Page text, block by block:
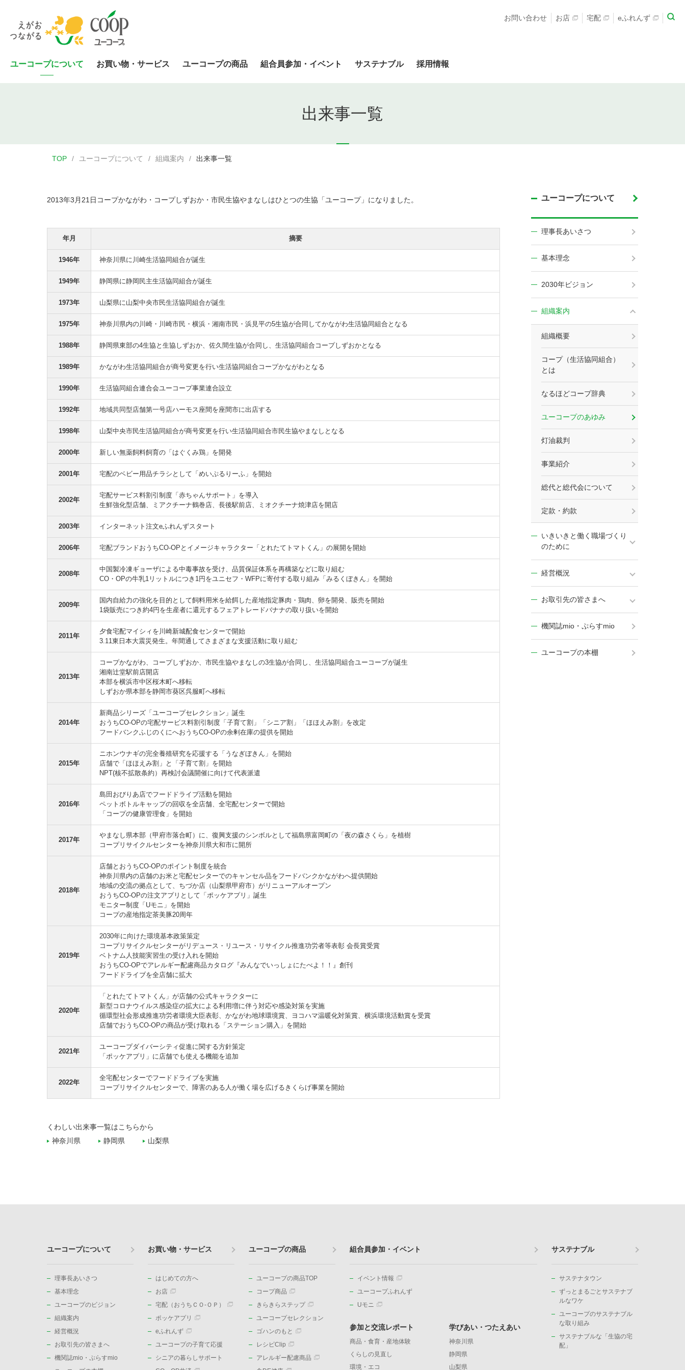
ユーコープについて お買い物・サービス ユーコープの商品 組合員参加・イベント サステナブル 採用情報
お問い合わせ お店 宅配 eふれんず
出来事一覧
TOP ユーコープについて 組織案内 出来事一覧
2013年3月21日コープかながわ・コープしずおか・市民生協やまなしはひとつの生協「ユーコープ」になりました。
年月 摘要
1946年 神奈川県に川崎生活協同組合が誕生
1949年 静岡県に静岡民主生活協同組合が誕生
1973年 山梨県に山梨中央市民生活協同組合が誕生
1975年 神奈川県内の川崎・川崎市民・横浜・湘南市民・浜見平の5生協が合同してかながわ生活協同組合となる
1988年 静岡県東部の4生協と生協しずおか、佐久間生協が合同し、生活協同組合コープしずおかとなる
1989年 かながわ生活協同組合が商号変更を行い生活協同組合コープかながわとなる
1990年 生活協同組合連合会ユーコープ事業連合設立
1992年 地域共同型店舗第一号店ハーモス座間を座間市に出店する
1998年 山梨中央市民生活協同組合が商号変更を行い生活協同組合市民生協やまなしとなる
2000年 新しい無薬飼料飼育の「はぐくみ鶏」を開発
2001年 宅配のベビー用品チラシとして「めいぷるりーふ」を開始
2002年
宅配サービス料割引制度「赤ちゃんサポート」を導入
生鮮強化型店舗、ミアクチーナ鶴巻店、長後駅前店、ミオクチーナ焼津店を開店
2003年 インターネット注文eふれんずスタート
2006年 宅配ブランドおうちCO-OPとイメージキャラクター「とれたてトマトくん」の展開を開始
2008年
中国製冷凍ギョーザによる中毒事故を受け、品質保証体系を再構築などに取り組む
CO・OPの牛乳1リットルにつき1円をユニセフ・WFPに寄付する取り組み「みるくぼきん」を開始
2009年
国内自給力の強化を目的として飼料用米を給餌した産地指定豚肉・鶏肉、卵を開発、販売を開始
1袋販売につき約4円を生産者に還元するフェアトレードバナナの取り扱いを開始
2011年
夕食宅配マイシィを川崎新城配食センターで開始
3.11東日本大震災発生。年間通してさまざまな支援活動に取り組む
2013年
コープかながわ、コープしずおか、市民生協やまなしの3生協が合同し、生活協同組合ユーコープが誕生
湘南辻堂駅前店開店
本部を横浜市中区桜木町へ移転
しずおか県本部を静岡市葵区呉服町へ移転
2014年
新商品シリーズ「ユーコープセレクション」誕生
おうちCO-OPの宅配サービス料割引制度「子育て割」「シニア割」「ほほえみ割」を改定
フードバンクふじのくにへおうちCO-OPの余剰在庫の提供を開始
2015年
ニホンウナギの完全養殖研究を応援する「うなぎぼきん」を開始
店舗で「ほほえみ割」と「子育て割」を開始
NPT(核不拡散条約）再検討会議開催に向けて代表派遣
2016年
島田おびりあ店でフードドライブ活動を開始
ペットボトルキャップの回収を全店舗、全宅配センターで開始
「コープの健康管理食」を開始
2017年
やまなし県本部（甲府市落合町）に、復興支援のシンボルとして福島県富岡町の「夜の森さくら」を植樹
コープリサイクルセンターを神奈川県大和市に開所
2018年
店舗とおうちCO-OPのポイント制度を統合
神奈川県内の店舗のお米と宅配センターでのキャンセル品をフードバンクかながわへ提供開始
地域の交流の拠点として、ちづか店（山梨県甲府市）がリニューアルオープン
おうちCO-OPの注文アプリとして「ポッケアプリ」誕生
モニター制度「Uモニ」を開始
コープの産地指定茶美豚20周年
2019年
2030年に向けた環境基本政策策定
コープリサイクルセンターがリデュース・リユース・リサイクル推進功労者等表彰 会長賞受賞
ベトナム人技能実習生の受け入れを開始
おうちCO-OPでアレルギー配慮商品カタログ『みんなでいっしょにたべよ！！』創刊
フードドライブを全店舗に拡大
2020年
「とれたてトマトくん」が店舗の公式キャラクターに
新型コロナウイルス感染症の拡大による利用増に伴う対応や感染対策を実施
循環型社会形成推進功労者環境大臣表彰、かながわ地球環境賞、ヨコハマ温暖化対策賞、横浜環境活動賞を受賞
店舗でおうちCO-OPの商品が受け取れる「ステーション購入」を開始
2021年
ユーコープダイバーシティ促進に関する方針策定
「ポッケアプリ」に店舗でも使える機能を追加
2022年
全宅配センターでフードドライブを実施
コープリサイクルセンターで、障害のある人が働く場を広げるきくらげ事業を開始
くわしい出来事一覧はこちらから
神奈川県
静岡県 山梨県
ユーコープについて
理事長あいさつ
基本理念
2030年ビジョン
組織案内
組織概要
コープ（生活協同組合）
とは
なるほどコープ辞典
ユーコープのあゆみ
灯油裁判
事業紹介
総代と総代会について
定款・約款
いきいきと働く職場づくり
のために
経営概況
お取引先の皆さまへ
機関誌mio・ぷらすmio
ユーコープの本棚
ユーコープについて
理事長あいさつ
基本理念
ユーコープのビジョン
組織案内
経営概況
お取引先の皆さまへ
機関誌mio・ぷらすmio
お買い物・サービス
はじめての方へ
お店
宅配（おうちＣＯ-ＯＰ）
ポッケアプリ
eふれんず
ユーコープの子育て応援
シニアの暮らしサポート
ユーコープの商品
ユーコープの商品TOP
コープ商品
きらきらステップ
ユーコープセレクション
ゴハンのもと
レシピClip
アレルギー配慮商品
組合員参加・イベント
イベント情報
ユーコープふれんず
Uモニ
参加と交流レポート
商品・食育・産地体験
くらしの見直し
環境・エコ
学びあい・つたえあい
神奈川県
静岡県
山梨県
サステナブル
サステナタウン
ずっとまるごとサステナブ
ルなワケ
ユーコープのサステナブル
な取り組み
サステナブルな「生協の宅
配」